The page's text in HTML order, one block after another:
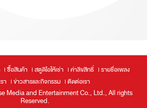
ซื้อสินค้า สตูดิโอให้เช่า ค่าลิขสิทธิ์
รายชื่อเพลง
า
ข่าวสารและกิจกรรม ติดต่อเรา
Media and Entertainment Co., Ltd., All rights
Reserved.